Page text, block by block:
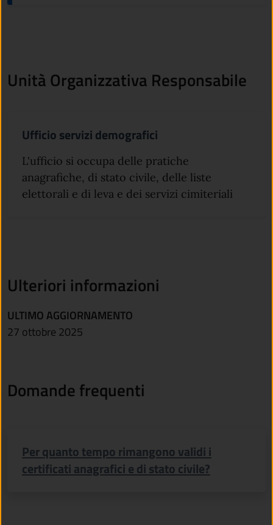
Unità Organizzativa Responsabile
Ufficio servizi demografici
L'ufficio si occupa delle pratiche
anagrafiche, di stato civile, delle liste
elettorali e di leva e dei servizi cimiteriali
Ulteriori informazioni
ULTIMO AGGIORNAMENTO
27 ottobre 2025
Domande frequenti
Per quanto tempo rimangono validi i
certificati anagrafici e di stato civile?